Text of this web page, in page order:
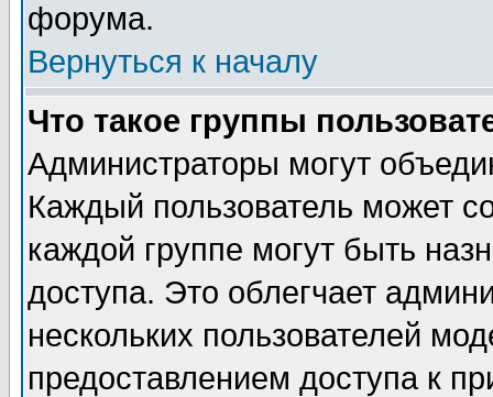
форума.
Вернуться к началу
Что такое группы
Администраторы могут
Каждый пользователь может
каждой группе могут быть
доступа. Это облегчает
нескольких пользователей
предоставлением доступа к